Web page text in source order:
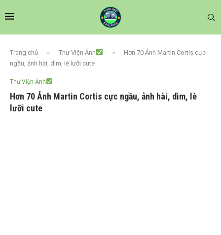
Trang chủ » Thư Viện Ảnh »
Hơn 70 Ảnh Martin Cortis cực
ngầu, ảnh hài, dìm, lè lưỡi cute
Thư Viện Ảnh
Hơn 70 Ảnh Martin Cortis cực ngầu, ảnh hài, dìm, lè
lưỡi cute